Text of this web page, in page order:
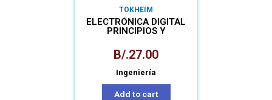
TOKHEIM
ELECTRÓNICA DIGITAL
PRINCIPIOS Y
B/.27.00
Ingeniería
Add to cart